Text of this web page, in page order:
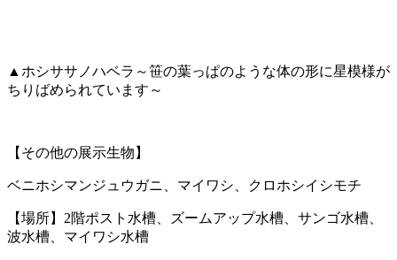
▲ホシササノハベラ～笹の葉っぱのような体の形に星模様が
ちりばめられています～
【その他の展示生物】
ベニホシマンジュウガニ、マイワシ、クロホシイシモチ
【場所】2階ポスト水槽、ズームアップ水槽、サンゴ水槽、
波水槽、マイワシ水槽